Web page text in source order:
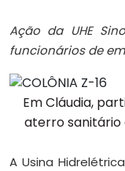
Ação da UHE
funcionários de
Em Cláudia,
aterro sanitário
A Usina